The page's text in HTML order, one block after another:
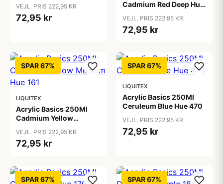
VEJL. PRIS 222,95 KR
72,95 kr
Cadmium Red Deep Hue
VEJL. PRIS 222,95 KR
72,95 kr
SPAR 67%
LIQUITEX
Acrylic Basics 250Ml
Cadmium Yellow
VEJL. PRIS 222,95 KR
72,95 kr
SPAR 67%
LIQUITEX
Acrylic Basics 250Ml
Ceruleum Blue Hue 470
VEJL. PRIS 222,95 KR
72,95 kr
SPAR 67% SPAR 67%